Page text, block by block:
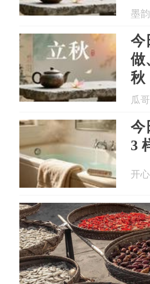
墨
今
做
秋
瓜
今
3
开